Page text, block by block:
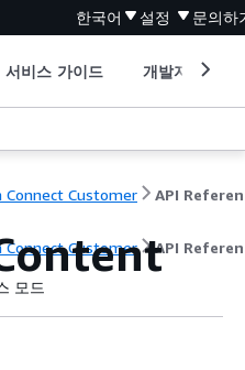
한국어 설정 문의하
서비스 가이드 개발자 도구
Connect Customer API
Connect Customer API
모드